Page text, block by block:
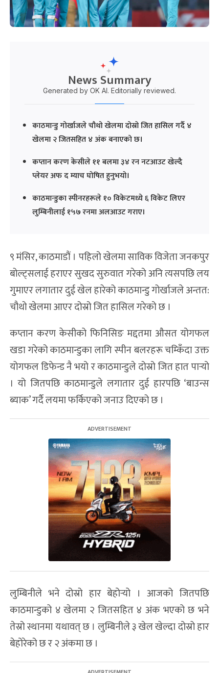
News Summary
Generated by OK AI. Editorially reviewed.
काठमान्डु गोर्खाजले चौथो खेलमा दोस्रो जित हासिल गर्दै ४
खेलमा २ जितसहित ४ अंक बनाएको छ।
कप्तान करण केसीले ११ बलमा ३४ रन नटआउट खेल्दै
प्लेयर अफ द म्याच घोषित हुनुभयो।
काठमान्डुका स्पीनरहरूले १० विकेटमध्ये ६ विकेट लिएर
लुम्बिनीलाई १५७ रनमा अलआउट गराए।
९ मंसिर, काठमाडौं । पहिलो खेलमा साविक विजेता जनकपुर
बोल्ट्सलाई हराएर सुखद सुरुवात गरेको अनि त्यसपछि लय
गुमाएर लगातार दुई खेल हारेको काठमान्डु गोर्खाजले अन्तत:
चौथो खेलमा आएर दोस्रो जित हासिल गरेको छ ।
कप्तान करण केसीको फिनिसिङ मद्दतमा औसत योगफल
खडा गरेको काठमान्डुका लागि स्पीन बलरहरू चम्किँदा उक्त
योगफल डिफेन्ड नै भयो र काठमान्डुले दोस्रो जित हात पार्‍यो
। यो जितपछि काठमान्डुले लगातार दुई हारपछि ‘बाउन्स
ब्याक’ गर्दै लयमा फर्किएको जनाउ दिएको छ ।
लुम्बिनीले भने दोस्रो हार बेहोर्‍यो । आजको जितपछि
काठमान्डुको ४ खेलमा २ जितसहित ४ अंक भएको छ भने
तेस्रो स्थानमा यथावत् छ । लुम्बिनीले ३ खेल खेल्दा दोस्रो हार
बेहोरेको छ र २ अंकमा छ ।